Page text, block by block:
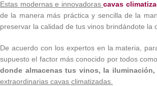
Estas modernas e innovadoras cavas
de la manera más práctica y sencilla de la
preservar la calidad de tus vinos brindándote la
De acuerdo con los expertos en la materia,
supuesto el factor más conocido por todos
donde almacenas tus vinos, la iluminación,
extraordinarias cavas climatizadas.